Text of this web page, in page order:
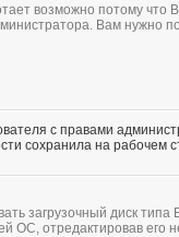
возможно потому что
Вам нужно
с правами
сохранила на рабочем
загрузочный диск
ОС, отредактировав его